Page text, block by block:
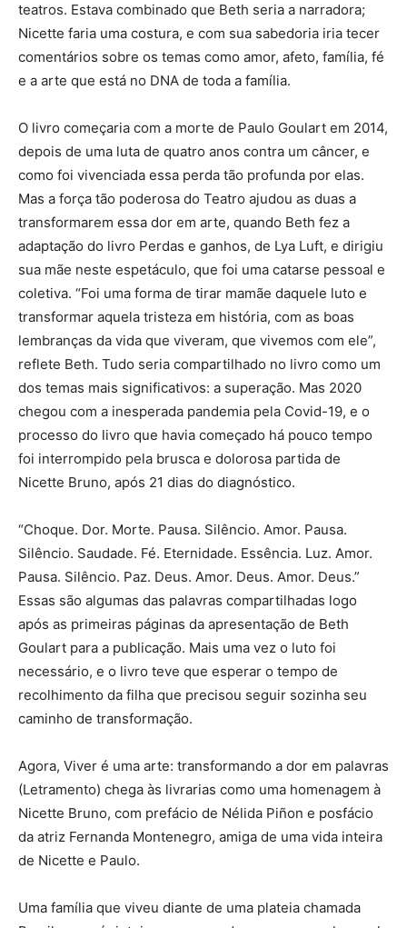
teatros. Estava combinado que Beth seria a narradora;
Nicette faria uma costura, e com sua sabedoria iria tecer
comentários sobre os temas como amor, afeto, família, fé
e a arte que está no DNA de toda a família.
O livro começaria com a morte de Paulo Goulart em 2014,
depois de uma luta de quatro anos contra um câncer, e
como foi vivenciada essa perda tão profunda por elas.
Mas a força tão poderosa do Teatro ajudou as duas a
transformarem essa dor em arte, quando Beth fez a
adaptação do livro Perdas e ganhos, de Lya Luft, e dirigiu
sua mãe neste espetáculo, que foi uma catarse pessoal e
coletiva. “Foi uma forma de tirar mamãe daquele luto e
transformar aquela tristeza em história, com as boas
lembranças da vida que viveram, que vivemos com ele”,
reflete Beth. Tudo seria compartilhado no livro como um
dos temas mais significativos: a superação. Mas 2020
chegou com a inesperada pandemia pela Covid-19, e o
processo do livro que havia começado há pouco tempo
foi interrompido pela brusca e dolorosa partida de
Nicette Bruno, após 21 dias do diagnóstico.
“Choque. Dor. Morte. Pausa. Silêncio. Amor. Pausa.
Silêncio. Saudade. Fé. Eternidade. Essência. Luz. Amor.
Pausa. Silêncio. Paz. Deus. Amor. Deus. Amor. Deus.”
Essas são algumas das palavras compartilhadas logo
após as primeiras páginas da apresentação de Beth
Goulart para a publicação. Mais uma vez o luto foi
necessário, e o livro teve que esperar o tempo de
recolhimento da filha que precisou seguir sozinha seu
caminho de transformação.
Agora, Viver é uma arte: transformando a dor em palavras
(Letramento) chega às livrarias como uma homenagem à
Nicette Bruno, com prefácio de Nélida Piñon e posfácio
da atriz Fernanda Montenegro, amiga de uma vida inteira
de Nicette e Paulo.
Uma família que viveu diante de uma plateia chamada